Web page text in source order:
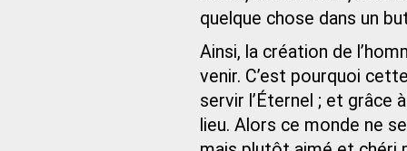
quelque chose dans un
Ainsi, la création de
venir. C’est pourquoi
servir l’Éternel ; et grâce
lieu. Alors ce monde ne